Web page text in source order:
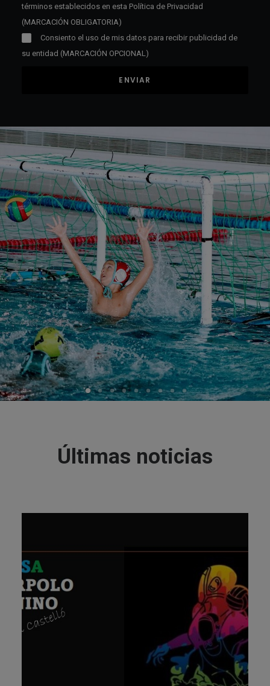
términos establecidos en esta Política de Privacidad
(MARCACIÓN OBLIGATORIA)
Consiento el uso de mis datos para recibir publicidad de
su entidad (MARCACIÓN OPCIONAL)
Últimas noticias